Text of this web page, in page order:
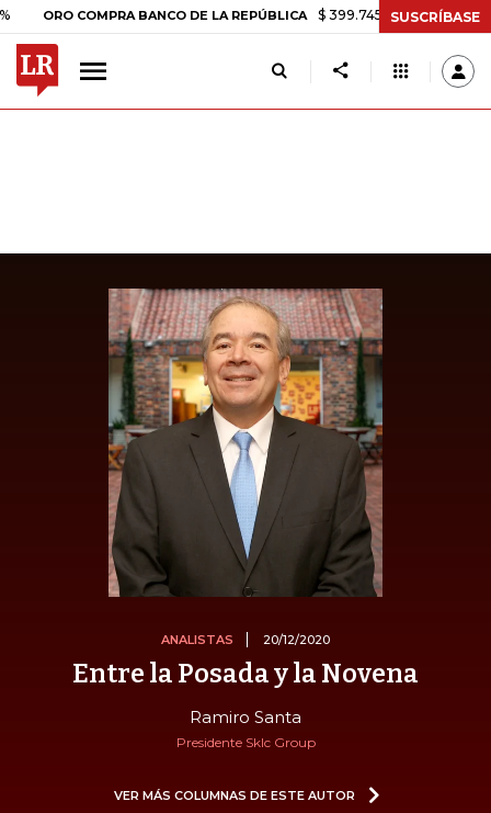
ORO COMPRA BANCO DE LA REPÚBLICA $ 399.745,16 +$ 2.295,71
SUSCRÍBASE
ANALISTAS 20/12/2020
Entre la Posada y la Novena
Ramiro Santa
Presidente Sklc Group
VER MÁS COLUMNAS DE ESTE AUTOR